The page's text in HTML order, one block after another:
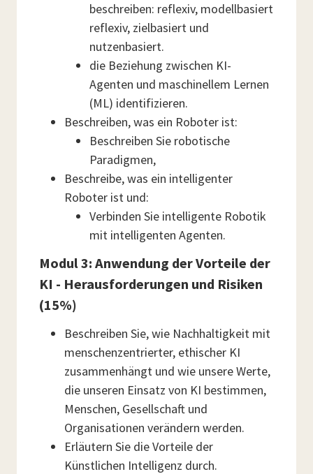
beschreiben: reflexiv, modellbasiert
reflexiv, zielbasiert und
nutzenbasiert.
die Beziehung zwischen KI-
Agenten und maschinellem Lernen
(ML) identifizieren.
Beschreiben, was ein Roboter ist:
Beschreiben Sie robotische
Paradigmen,
Beschreibe, was ein intelligenter
Roboter ist und:
Verbinden Sie intelligente Robotik
mit intelligenten Agenten.
Modul 3: Anwendung der Vorteile der
KI - Herausforderungen und Risiken
(15%)
Beschreiben Sie, wie Nachhaltigkeit mit
menschenzentrierter, ethischer KI
zusammenhängt und wie unsere Werte,
die unseren Einsatz von KI bestimmen,
Menschen, Gesellschaft und
Organisationen verändern werden.
Erläutern Sie die Vorteile der
Künstlichen Intelligenz durch.